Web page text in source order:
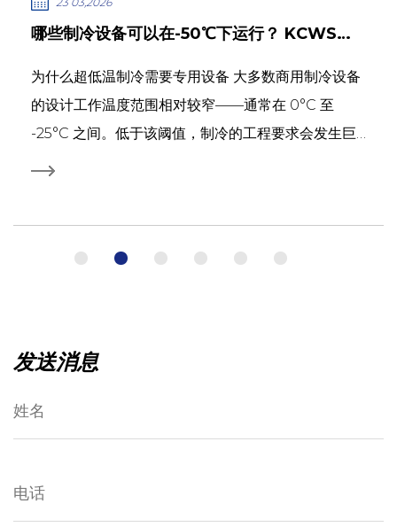
冷却大型高天花板空间的真正挑战 高天花板房间带来
了标准设备根本无法解决的制冷和冷却挑战。无论该
空间是大型冷库仓库、食品加工设施、物流中心还是
工业冷冻室，高天花板高度、大占地面积和高热负荷
发送消息